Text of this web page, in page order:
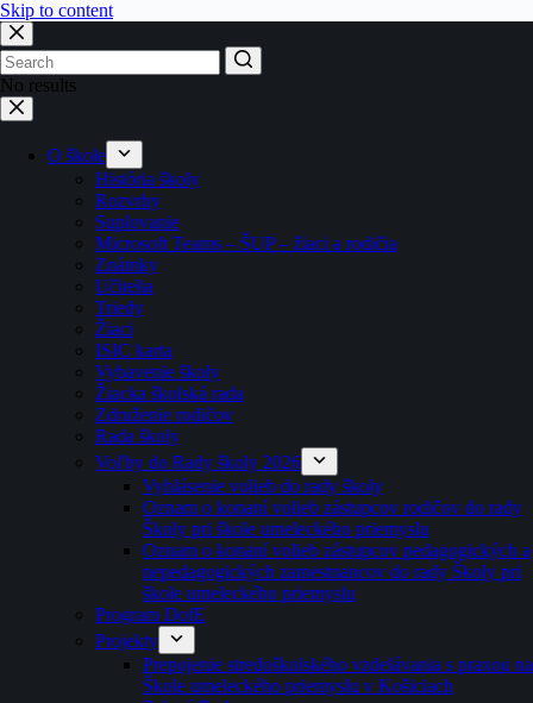
Skip to content
No results
O škole
História školy
Rozvrhy
Suplovanie
Microsoft Teams – ŠUP – žiaci a rodičia
Známky
Učitelia
Triedy
Žiaci
ISIC karta
Vybavenie školy
Žiacka školská rada
Združenie rodičov
Rada školy
Voľby do Rady školy 2026
Vyhlásenie volieb do rady školy
Oznam o konaní volieb zástupcov rodičov do rady
Školy pri škole umeleckého priemyslu
Oznam o konaní volieb zástupcov pedagogických a
nepedagogických zamestnancov do rady Školy pri
škole umeleckého priemyslu
Program DofE
Projekty
Prepojenie stredoškolského vzdelávania s praxou na
Škole umeleckého priemyslu v Košiciach